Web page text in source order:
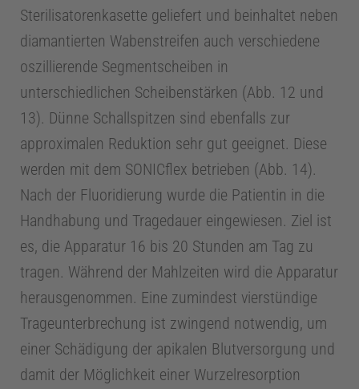
r
e
Sterilisatorenkasette geliefert und beinhaltet neben
diamantierten Wabenstreifen auch verschiedene
oszillierende Segmentscheiben in
unterschiedlichen Scheibenstärken (Abb. 12 und
13). Dünne Schallspitzen sind ebenfalls zur
approximalen Reduktion sehr gut geeignet. Diese
werden mit dem SONICflex betrieben (Abb. 14).
Nach der Fluoridierung wurde die Patientin in die
Handhabung und Tragedauer eingewiesen. Ziel ist
es, die Apparatur 16 bis 20 Stunden am Tag zu
tragen. Während der Mahlzeiten wird die Apparatur
herausgenommen. Eine zumindest vierstündige
Trageunterbrechung ist zwingend notwendig, um
einer Schädigung der apikalen Blutversorgung und
damit der Möglichkeit einer Wurzelresorption